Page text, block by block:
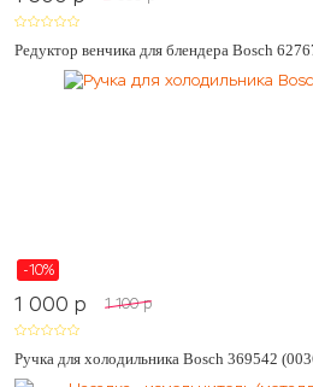
Редуктор венчика для блендера Bosch
-10%
1 000 p 1 100 p
Ручка для холодильника Bosch 369542